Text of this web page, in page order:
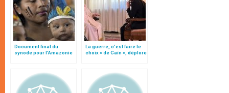
Document final du
synode pour l'Amazonie
La guerre, c’est faire le
choix « de Caïn », déplore